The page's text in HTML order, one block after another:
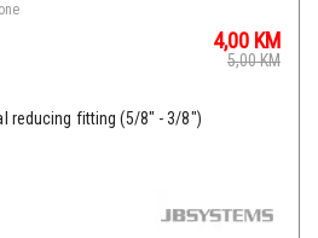
4,00 KM
5,00KM
reducing fitting (5/8" - 3/8")